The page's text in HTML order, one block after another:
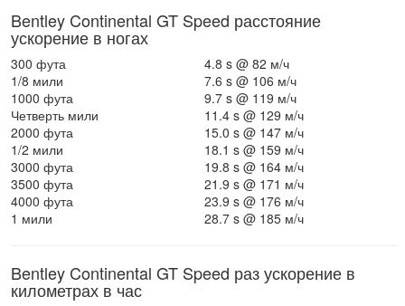
Bentley Continental GT Speed расстояние
ускорение в ногах
300 фута
4.8 s @ 82 м/ч
1/8 мили
7.6 s @ 106 м/ч
1000 фута
9.7 s @ 119 м/ч
Четверть мили
11.4 s @ 129 м/ч
2000 фута
15.0 s @ 147 м/ч
1/2 мили
18.1 s @ 159 м/ч
3000 фута
19.8 s @ 164 м/ч
3500 фута
21.9 s @ 171 м/ч
4000 фута
23.9 s @ 176 м/ч
1 мили
28.7 s @ 185 м/ч
Bentley Continental GT Speed раз ускорение в
километрах в час